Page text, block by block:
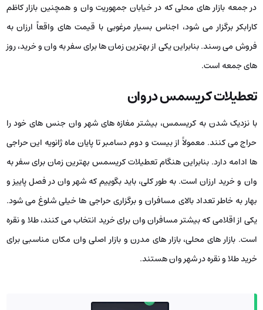
در جمعه بازار های محلی که در خیابان جمهوریت وان و همچنین بازار کاظم
کارابکر برگزار می ‌شود، اجناس بسیار مرغوبی با قیمت ‌های واقعاً ارزان به
فروش می ‌رسند. بنابراین یکی از بهترین زمان‌ ها برای سفر به وان و خرید، روز
های جمعه است.
تعطیلات کریسمس در وان
با نزدیک شدن به کریسمس، بیشتر مغازه‌ های شهر وان جنس‌ های خود را
حراج می ‌کنند. معمولاً از بیست و دوم دسامبر تا پایان ماه ژانویه این حراجی
‌ها ادامه دارد. بنابراین هنگام تعطیلات کریسمس بهترین زمان برای سفر به
وان و خرید ارزان است. به طور کلی، باید بگوییم که شهر وان در فصل پاییز و
بهار به خاطر تعداد بالای مسافران و برگزاری حراجی‌ ها خیلی شلوغ می ‌شود.
یکی از اقلامی که بیشتر مسافران وان برای خرید انتخاب می ‌کنند، طلا و نقره
است. بازار های محلی، بازار های مدرن و بازار اصلی وان مکان مناسبی برای
خرید طلا و نقره در شهر وان هستند.